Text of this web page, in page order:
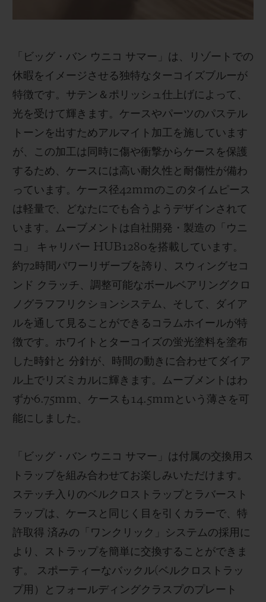
「ビッグ・バン ウニコ サマー」は、リゾートでの
休暇をイメージさせる独特なターコイズブルーが
特徴です。サテン＆ポリッシュ仕上げによって、
光を受けて輝きます。ケースやパーツのパステル
トーンを出すためアルマイト加工を施しています
が、この加工は同時に傷や衝撃からケースを保護
するため、ケースには高い耐久性と耐傷性が備わ
っています。ケース径42mmのこのタイムピース
は軽量で、どなたにでも合うようデザインされて
います。ムーブメントは自社開発・製造の「ウニ
コ」 キャリバー HUB1280を搭載しています。
約72時間パワーリザーブを誇り、スウィングセコ
ンド クラッチ、調整可能なボールベアリングクロ
ノグラフフリクションシステム、そして、ダイア
ルを通して見ることができるコラムホイールが特
徴です。ホワイトとターコイズの蛍光塗料を塗布
した時針と 分針が、時間の動きに合わせてダイア
ル上でリズミカルに輝きます。ムーブメントはわ
ずか6.75mm、ケースも14.5mmという薄さを可
能にしました。
「ビッグ・バン ウニコ サマー」は付属の交換用ス
トラップを組み合わせてお楽しみいただけます。
ステッチ入りのベルクロストラップとラバースト
ラップは、ケースと同じく目を引くカラーで、特
許取得 済みの「ワンクリック」システムの採用に
より、ストラップを簡単に交換することができま
す。 スポーティーなバックル(ベルクロストラッ
プ用）とフォールディングクラスプのプレート